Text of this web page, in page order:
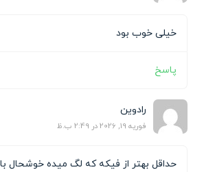
خیلی خوب بود
پاسخ
رادوین
فوریه 19, 2026 در 2:49 ب.ظ
حداقل بهتر از فیکه که لگ میده خوشحال